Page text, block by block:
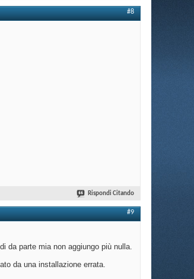
#8
Rispondi Citando
#9
da parte mia non aggiungo più nulla.
da una installazione errata.